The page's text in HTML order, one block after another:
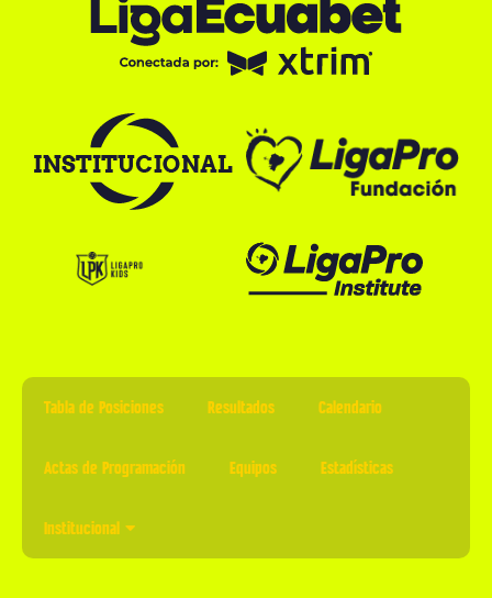
Tabla de Posiciones Resultados Calendario
Actas de Programación Equipos Estadísticas
Institucional